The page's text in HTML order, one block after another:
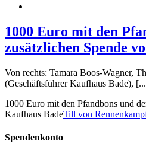
1000 Euro mit den
zusätzlichen Spende
Von rechts: Tamara Boos-Wagner,
(Geschäftsführer Kaufhaus Bade),
1000 Euro mit den Pfandbons und
Kaufhaus BadeTill von
Spendenkonto